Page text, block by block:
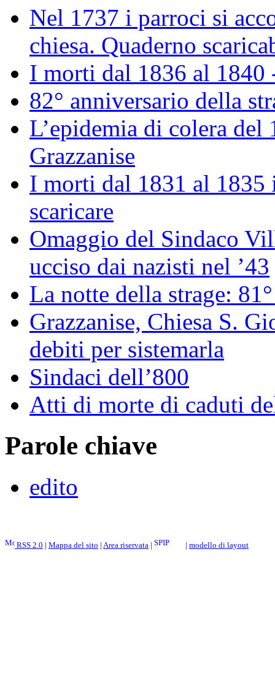
Nel 1737 i parroci si
chiesa. Quaderno
I morti dal 1836 al 1840
82° anniversario della
L’epidemia di colera
Grazzanise
I morti dal 1831 al 1835
scaricare
Omaggio del Sindaco
ucciso dai nazisti nel ’43
La notte della strage:
Grazzanise, Chiesa S.
debiti per sistemarla
Sindaci dell’800
Atti di morte di caduti
Parole chiave
edito
RSS 2.0 | Mappa del sito | Area riservata | | modello di layout